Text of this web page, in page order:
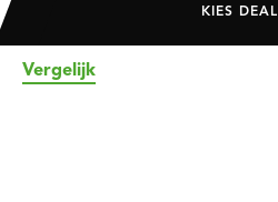
KIES
Vergelijk